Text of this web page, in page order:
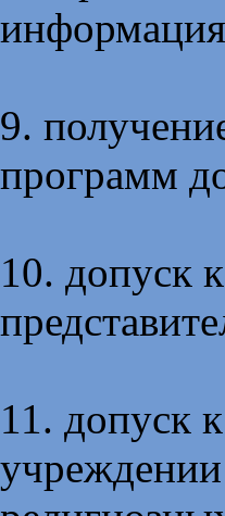
информация
9.
программ
10. допуск
11. допуск
учреждении